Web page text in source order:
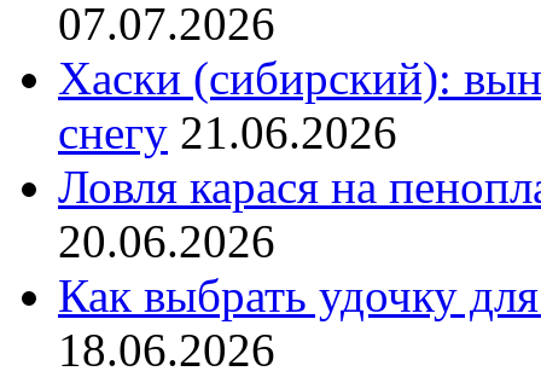
07.07.2026
Хаски (сибирский):
снегу 21.06.2026
Ловля карася на
20.06.2026
Как выбрать удочку
18.06.2026